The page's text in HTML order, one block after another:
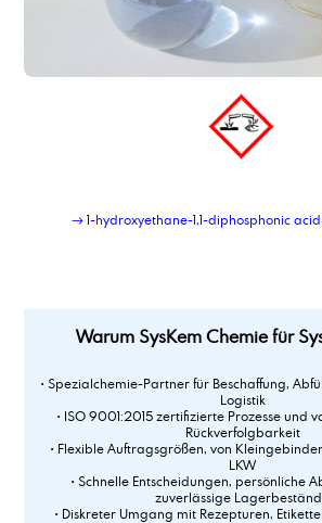
→ 1-hydroxyethane-1,1-diphosphonic
Warum SysKem Chemie für
• Spezialchemie-Partner für Beschaffung,
Logistik
• ISO 9001:2015 zertifizierte Prozesse und
Rückverfolgbarkeit
• Flexible Auftragsgrößen, von
LKW
• Schnelle Entscheidungen, persönliche
zuverlässige
• Diskreter Umgang mit Rezepturen,